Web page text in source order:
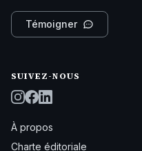
Témoigner
SUIVEZ-NOUS
À propos
Charte éditoriale